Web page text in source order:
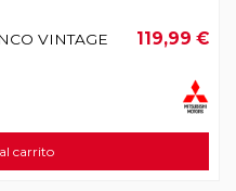
VINTAGE
119,99 €
carrito